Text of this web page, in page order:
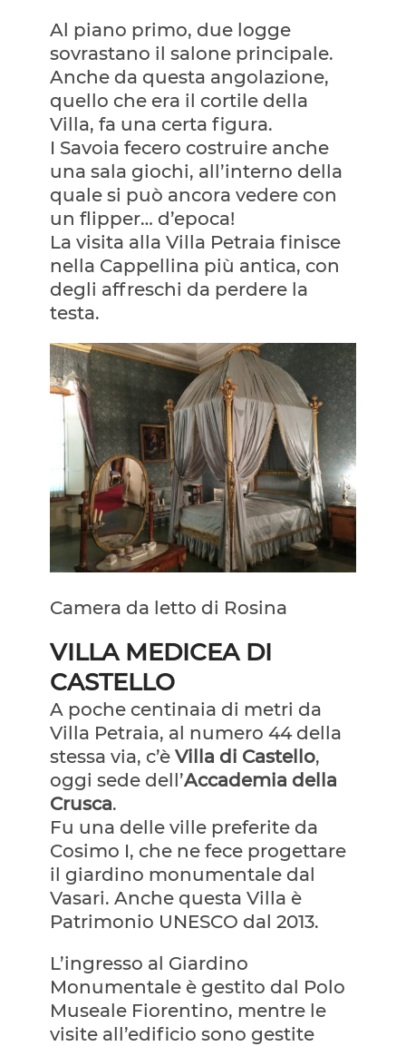
Al piano primo, due logge
sovrastano il salone principale.
Anche da questa angolazione,
quello che era il cortile della
Villa, fa una certa figura.
I Savoia fecero costruire anche
una sala giochi, all’interno della
quale si può ancora vedere con
un flipper… d’epoca!
La visita alla Villa Petraia finisce
nella Cappellina più antica, con
degli affreschi da perdere la
testa.
Camera da letto di Rosina
VILLA MEDICEA DI
CASTELLO
A poche centinaia di metri da
Villa Petraia, al numero 44 della
stessa via, c’è Villa di Castello,
oggi sede dell’Accademia della
Crusca.
Fu una delle ville preferite da
Cosimo I, che ne fece progettare
il giardino monumentale dal
Vasari. Anche questa Villa è
Patrimonio UNESCO dal 2013.
L’ingresso al Giardino
Monumentale è gestito dal Polo
Museale Fiorentino, mentre le
visite all’edificio sono gestite